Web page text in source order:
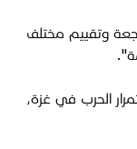
وتقييم مختلف
الحرب في غزة،